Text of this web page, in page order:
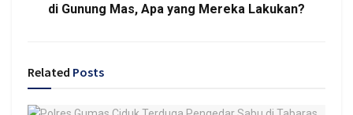
di Gunung Mas, Apa yang Mereka Lakukan?
Related Posts